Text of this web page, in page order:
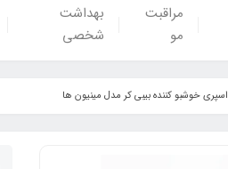
مراقبت
مو
بهداشت
شخصی
اسپری خوشبو کننده بیبی کر مدل مینیون ها